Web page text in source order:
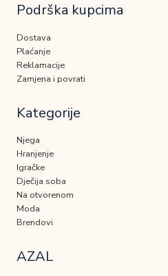
Podrška kupcima
Dostava
Plaćanje
Reklamacije
Zamjena i povrati
Kategorije
Njega
Hranjenje
Igračke
Dječija soba
Na otvorenom
Moda
Brendovi
AZAL